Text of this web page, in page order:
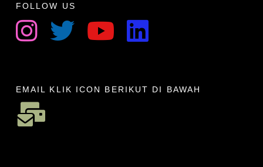
FOLLOW US
EMAIL KLIK ICON BERIKUT DI BAWAH